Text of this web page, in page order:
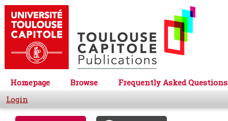
Homepage Browse
Frequently Asked Questions
Login